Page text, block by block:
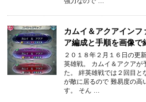
カムイ＆アクアインフ
ア編成と手順を画像で
２０１８年２月１６日の更
英雄戦。 カムイ＆アクアが
た。 絆英雄戦では２回目と
が敵に居るので 難易度の高
す。 そん …